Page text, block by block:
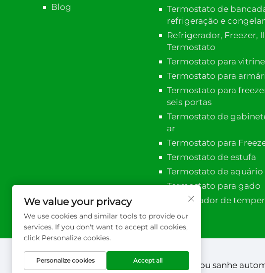
Blog
Termostato de
refrigeração e
Refrigerador, Freezer,
Termostato
Termostato para
Termostato para
Termostato para
seis portas
Termostato de
ar
Termostato para
Termostato de estufa
Termostato de aquário
Termostato para gado
Controlador de
Direitos autorais © 2026 Xuzhou sanhe
We value your privacy
We use cookies and similar tools to provide our
services. If you don't want to accept all cookies,
click Personalize cookies.
Personalize cookies Accept all